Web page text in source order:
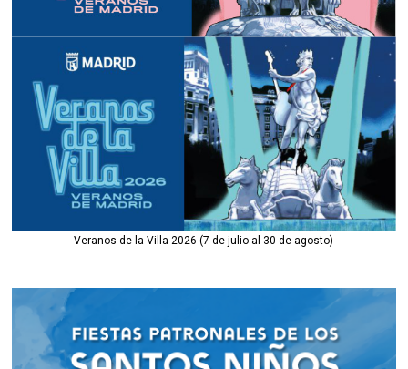
Veranos de la Villa 2026 (7 de julio al 30 de agosto)